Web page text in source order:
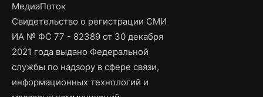
МедиаПоток
Свидетельство о регистрации СМИ
ИА № ФС 77 - 82389 от 30 декабря
2021 года выдано Федеральной
службы по надзору в сфере связи,
информационных технологий и